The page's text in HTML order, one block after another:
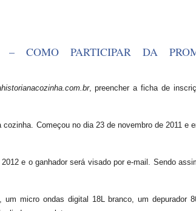
– COMO PARTICIPAR DA
, preencher a ficha de
Começou no dia 23 de novembro de 2011 e
e o ganhador será visado por e-mail. Sendo
micro ondas digital 18L branco, um depurador